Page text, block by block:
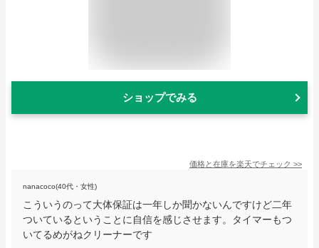
ショップでみる
価格と在庫を楽天でチェック >>
nanacoco(40代・女性)
こういうのって大体保証は一年しか聞かないんですけど二年
ついているということに自信を感じさせます。タイマーもつ
いてるめがねクリーナーです